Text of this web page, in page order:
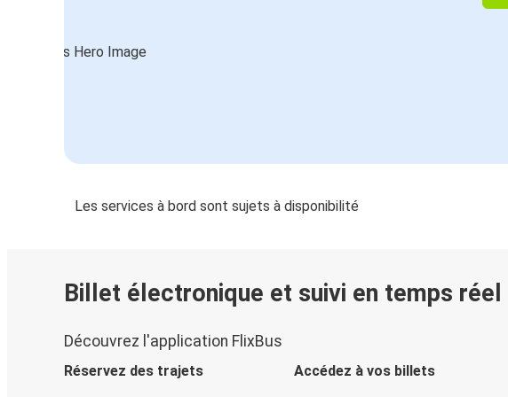
Les services à bord sont sujets à disponibilité
Billet électronique et suivi en temps réel
Découvrez l'application FlixBus
Réservez des trajets
Accédez à vos billets